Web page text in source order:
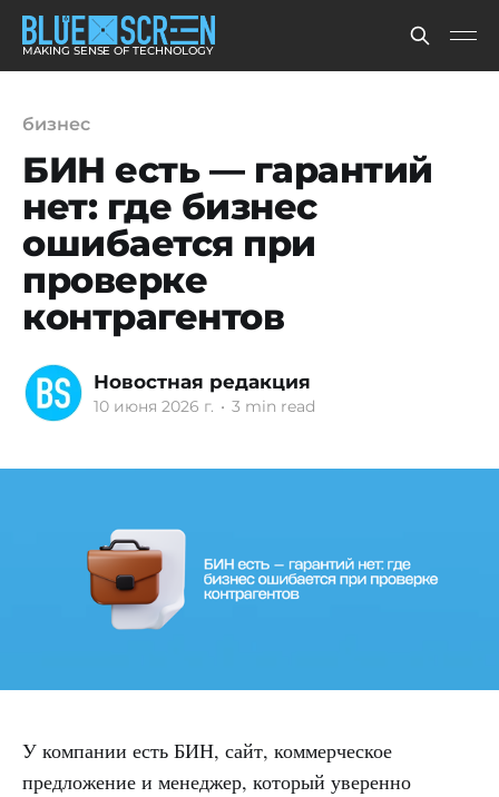
MAKING SENSE OF TECHNOLOGY
бизнес
БИН есть — гарантий
нет: где бизнес
ошибается при
проверке
контрагентов
Новостная редакция
10 июня 2026 г. • 3 min read
У компании есть БИН, сайт, коммерческое
предложение и менеджер, который уверенно